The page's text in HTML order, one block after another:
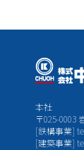
本社
〒025-0003
[鉄構事業]
[建築事業]